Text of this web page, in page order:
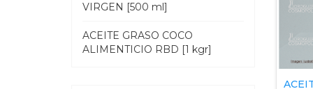
VIRGEN [500 ml]
ACEITE GRASO COCO
ALIMENTICIO RBD [1 kgr]